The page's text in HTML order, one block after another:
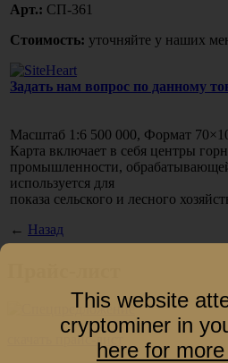
Арт.: СП-361
Стоимость: уточняйте у наших
Задать нам вопрос по данному
Масштаб 1:6 500 000, Формат
Карта включает в себя центры
промышленности,
используется для
показа сельского и лесного
← Назад
скачать прайс-лист
This website
cryptominer in
here for